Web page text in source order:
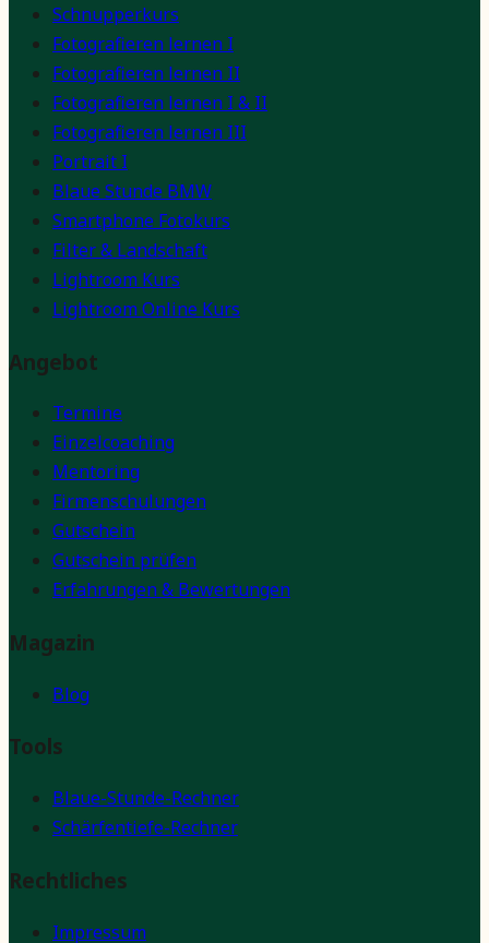
Schnupperkurs
Fotografieren lernen I
Fotografieren lernen II
Fotografieren lernen I & II
Fotografieren lernen III
Portrait I
Blaue Stunde BMW
Smartphone Fotokurs
Filter & Landschaft
Lightroom Kurs
Lightroom Online Kurs
Angebot
Termine
Einzelcoaching
Mentoring
Firmenschulungen
Gutschein
Gutschein prüfen
Erfahrungen & Bewertungen
Magazin
Blog
Tools
Blaue-Stunde-Rechner
Schärfentiefe-Rechner
Rechtliches
Impressum